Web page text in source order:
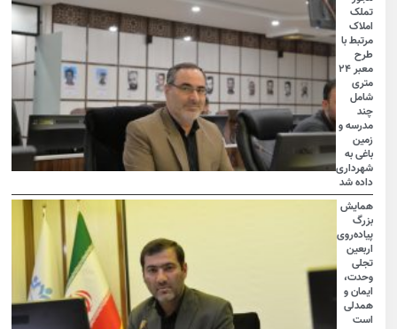
تملک
املاک
مرتبط با
طرح
معبر ۲۴
متری
شامل
چند
مدرسه و
زمین
باغی به
شهرداری
داده شد
همایش
بزرگ
پیاده‌روی
اربعین
تجلی
وحدت،
ایمان و
همدلی
است